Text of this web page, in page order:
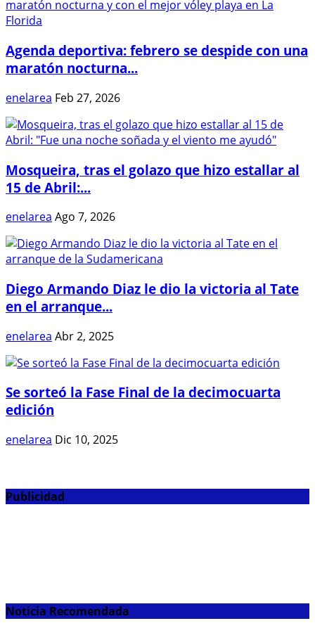
Agenda deportiva: febrero se despide con una
maratón nocturna...
enelarea Feb 27, 2026
Mosqueira, tras el golazo que hizo estallar al
15 de Abril:...
enelarea Ago 7, 2026
Diego Armando Diaz le dio la victoria al Tate
en el arranque...
enelarea Abr 2, 2025
Se sorteó la Fase Final de la decimocuarta
edición
enelarea Dic 10, 2025
Publicidad
Noticia Recomendada